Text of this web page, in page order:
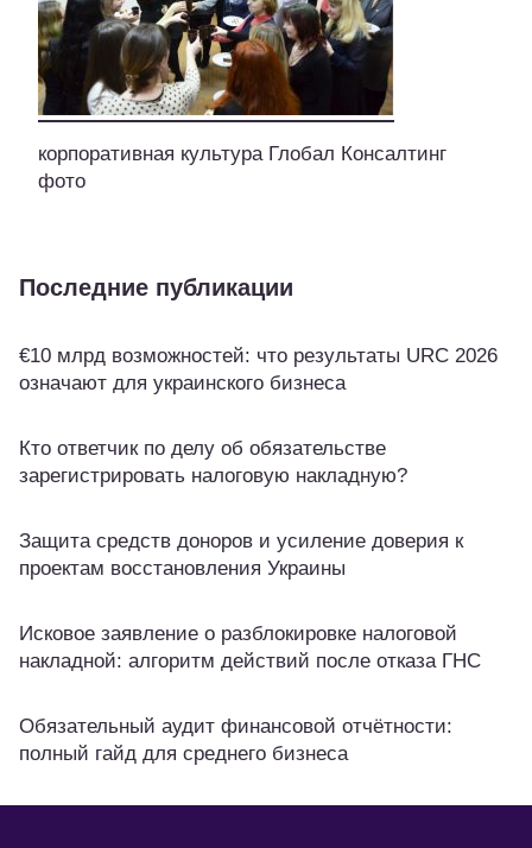
корпоративная культура Глобал Консалтинг
фото
Последние публикации
€10 млрд возможностей: что результаты URC 2026
означают для украинского бизнеса
Кто ответчик по делу об обязательстве
зарегистрировать налоговую накладную?
Защита средств доноров и усиление доверия к
проектам восстановления Украины
Исковое заявление о разблокировке налоговой
накладной: алгоритм действий после отказа ГНС
Обязательный аудит финансовой отчётности:
полный гайд для среднего бизнеса